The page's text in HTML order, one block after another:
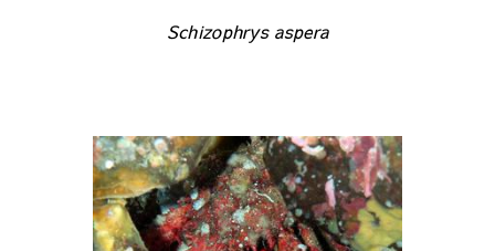
Schizophrys aspera